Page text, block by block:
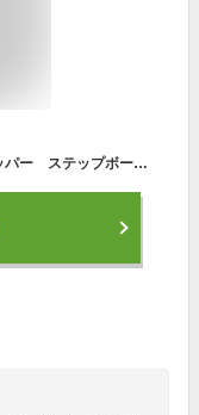
【送料無料】【ドリーム】スリムルームステッパー ステップボード・踏み台昇降・ステップ台 エクササイズ 有酸素運動 室内 ながらダイエット 運動不足 解消 簡単 運動不足